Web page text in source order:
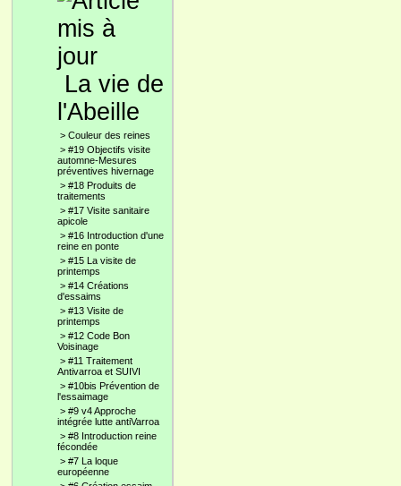
La vie de
l'Abeille
> Couleur des reines
> #19 Objectifs visite
automne-Mesures
préventives hivernage
> #18 Produits de
traitements
> #17 Visite sanitaire
apicole
> #16 Introduction d'une
reine en ponte
> #15 La visite de
printemps
> #14 Créations
d'essaims
> #13 Visite de
printemps
> #12 Code Bon
Voisinage
> #11 Traitement
Antivarroa et SUIVI
> #10bis Prévention de
l'essaimage
> #9 v4 Approche
intégrée lutte antiVarroa
> #8 Introduction reine
fécondée
> #7 La loque
européenne